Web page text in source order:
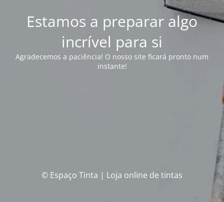
Estamos a preparar algo
incrível para si
Agradecemos a paciência! O nosso site ficará pronto num
instante!
© Espaço Tinta | Loja online de tintas